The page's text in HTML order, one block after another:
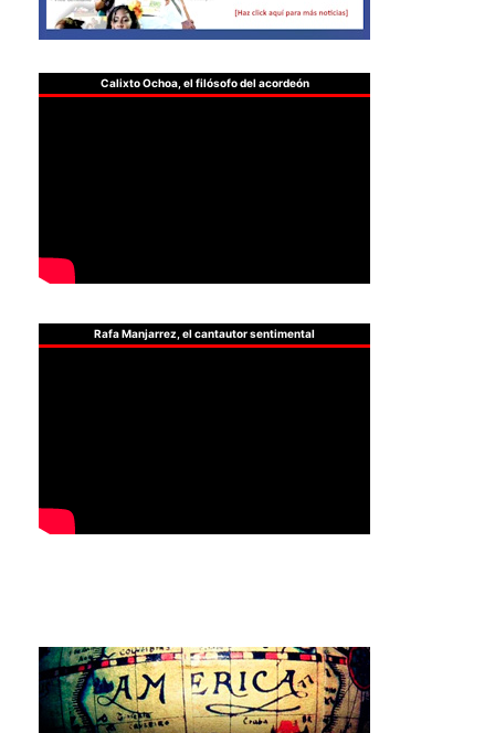
Calixto Ochoa, el filósofo del acordeón
Rafa Manjarrez, el cantautor sentimental